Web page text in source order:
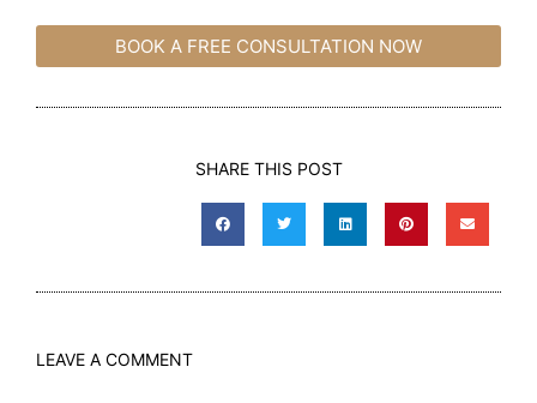
BOOK A FREE CONSULTATION NOW
SHARE THIS POST
LEAVE A COMMENT